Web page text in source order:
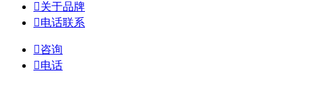
关于品牌
电话联系
咨询
电话